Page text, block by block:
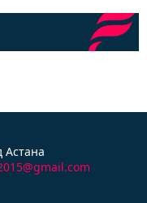
Астана